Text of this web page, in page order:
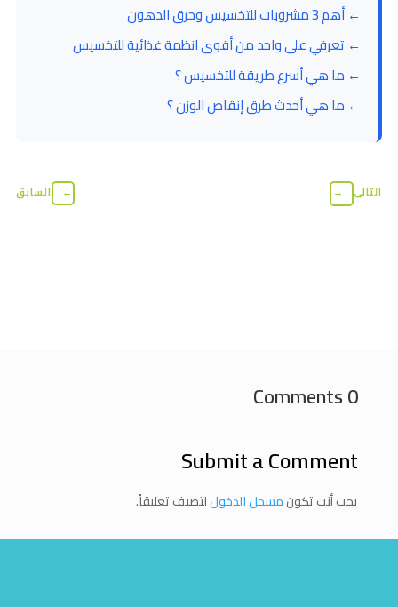
← أهم 3 مشروبات للتخسيس وحرق الدهون
← تعرفي على واحد من أقوى انظمة غذائية للتخسيس
← ما هي أسرع طريقة للتخسيس ؟
← ما هي أحدث طرق إنقاص الوزن ؟
← السابق التالى →
0 Comments
Submit a Comment
يجب أنت تكونمسجل الدخوللتضيف تعليقاً.